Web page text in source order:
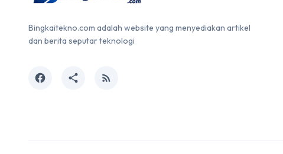
Bingkaitekno.com adalah website yang menyediakan artikel
dan berita seputar teknologi
facebook share rss_feed